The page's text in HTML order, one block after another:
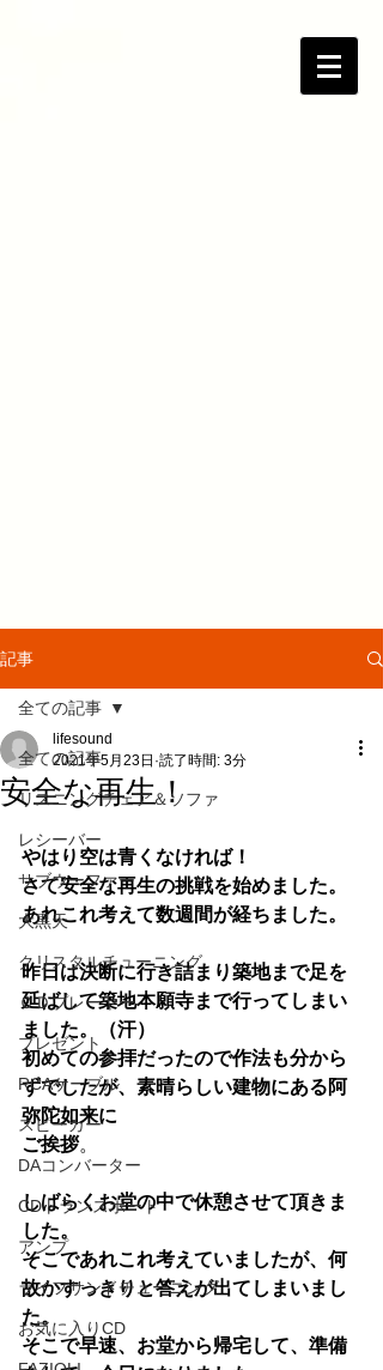
記事
全ての記事
リスニングチェア＆ソファ
レシーバー
サブウーファー
大黒天
クリスタルチューニング
ＣＤプレーヤー
プレゼント
RCAケーブル
スピーカー
DAコンバーター
CDトランスポート
アンプ
ライフサンドチューニング
お気に入りCD
全ての記事
安全な再生！
lifesound
2021年5月23日 読了時間: 3分
やはり空は青くなければ！
さて安全な再生の挑戦を始めました。
あれこれ考えて数週間が経ちました。
昨日は決断に行き詰まり築地まで足を
延ばして築地本願寺まで行ってしまい
ました。（汗）
初めての参拝だったので作法も分から
ずでしたが、素晴らしい建物にある阿
弥陀如来に
ご挨拶。
しばらくお堂の中で休憩させて頂きま
した。
そこであれこれ考えていましたが、何
故かすっきりと答えが出てしまいまし
た。
そこで早速、お堂から帰宅して、準備